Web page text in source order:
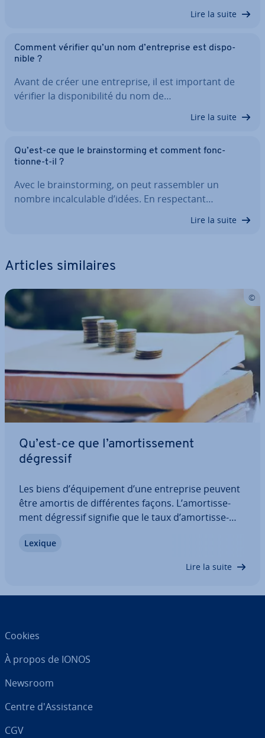
Lire la suite
Comment vérifier qu’un nom d’en­tre­prise est dis­po­
nible ?
Avant de créer une en­tre­prise, il est important de
vérifier la dis­po­ni­bi­lité du nom de…
Lire la suite
Qu’est-ce que le brains­tor­ming et comment fonc­
tionne-t-il ?
Avec le brains­tor­ming, on peut ras­sem­bler un
nombre in­cal­cu­lable d’idées. En res­pec­tant…
Lire la suite
Articles si­mi­laires
Qu’est-ce que l’amor­tis­se­ment
dégressif
Les biens d’équi­pe­ment d’une en­tre­prise peuvent
être amortis de dif­fé­rentes façons. L’amor­tis­se­
ment dégressif signifie que le taux d’amor­tis­se­
comptable nette de l’actif. De cette façon, on
Lexique
Lire la suite
Cookies
À propos de IONOS
Newsroom
Centre d'As­sis­tance
CGV